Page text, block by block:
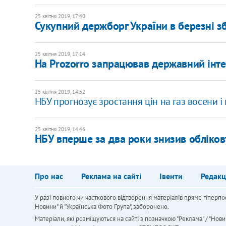
25 квітня 2019, 17:40
Сукупний держборг України в березні
25 квітня 2019, 17:14
На Prozorro запрацював державний
25 квітня 2019, 14:52
НБУ прогнозує зростання цін на газ восени
25 квітня 2019, 14:46
НБУ вперше за два роки знизив
Про нас Реклама на сайті Івенти
У разі повного чи часткового відтворення матеріалів пряме
Новини" й "Українська Фото Група", заборонено.
Матеріали, які розміщуються на сайті з позначкою "Реклама" /